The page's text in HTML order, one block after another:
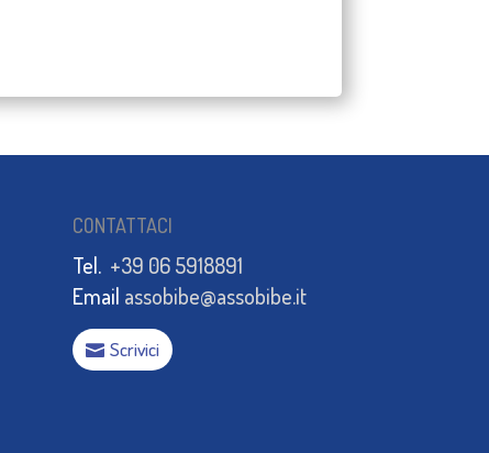
CONTATTACI
Tel. +39 06 5918891
Email assobibe@assobibe.it
Scrivici